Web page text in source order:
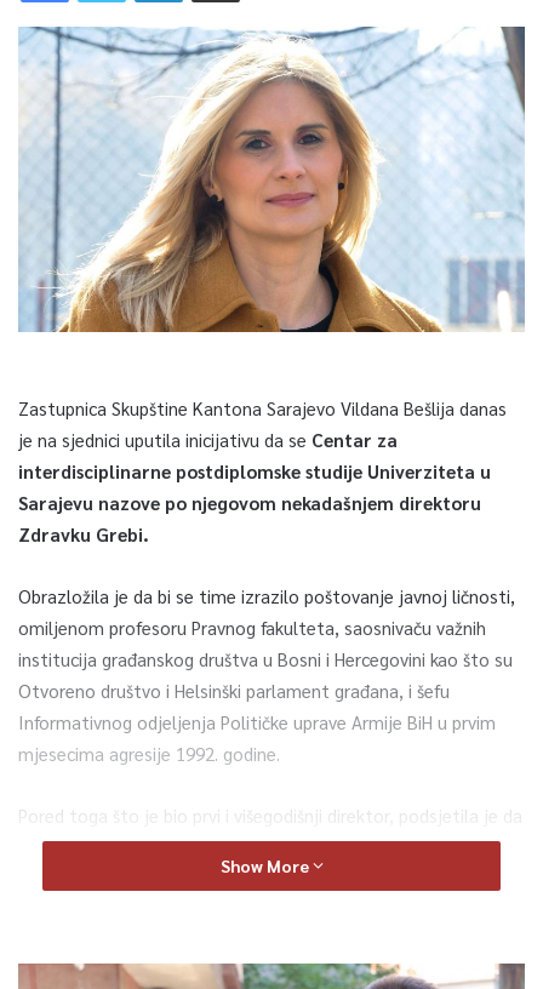
Zastupnica Skupštine Kantona Sarajevo Vildana Bešlija danas
je na sjednici uputila inicijativu da se Centar za
interdisciplinarne postdiplomske studije Univerziteta u
Sarajevu nazove po njegovom nekadašnjem direktoru
Zdravku Grebi.
Obrazložila je da bi se time izrazilo poštovanje javnoj ličnosti,
omiljenom profesoru Pravnog fakulteta, saosnivaču važnih
institucija građanskog društva u Bosni i Hercegovini kao što su
Otvoreno društvo i Helsinški parlament građana, i šefu
Informativnog odjeljenja Političke uprave Armije BiH u prvim
mjesecima agresije 1992. godine.
Pored toga što je bio prvi i višegodišnji direktor, podsjetila je da
je Grebo bio jedan od inicijatora formiranja Centra za
interdisciplinarne postdiplomske studije Univerziteta u
Show More